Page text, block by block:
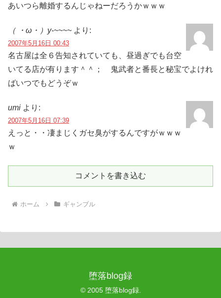
あいつら離婚するんじゃねーだろうかｗｗｗ
（ ・ω・）y-~~~~ より:
2007年5月16日 00:43
名古屋は全６告知されていても、昼過ぎでも台空
いてる店が有ります＾＾； 鬼武者と番長と秘宝でよけれ
ばいつでもどうぞｗ
umi より:
2007年5月16日 07:39
えっと・・凄まじくガセ臭がするんですがｗｗｗ
ｗ
コメントを書き込む
ホーム ギャンブル
堕落blog録
© 2005 堕落blog録.